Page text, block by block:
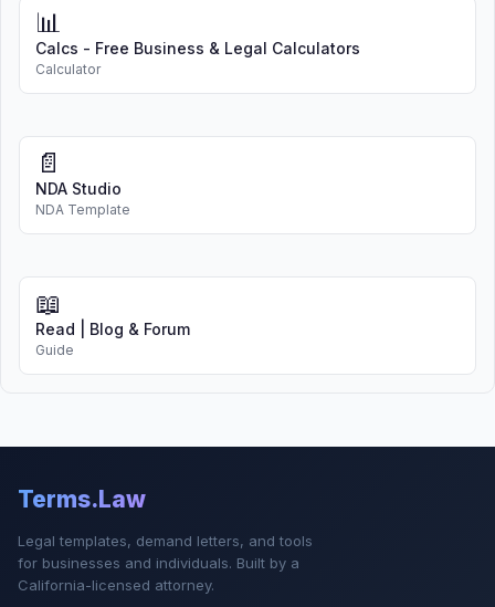
📊
Calcs - Free Business & Legal Calculators
Calculator
📄
NDA Studio
NDA Template
📖
Read | Blog & Forum
Guide
Terms.Law
Legal templates, demand letters, and tools
for businesses and individuals. Built by a
California-licensed attorney.